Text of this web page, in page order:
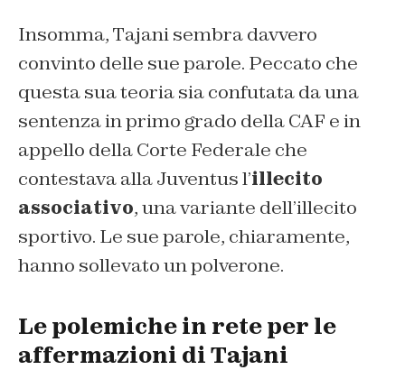
Insomma, Tajani sembra davvero
convinto delle sue parole. Peccato che
questa sua teoria sia confutata da una
sentenza in primo grado della CAF e in
appello della Corte Federale che
contestava alla Juventus l’illecito
associativo, una variante dell’illecito
sportivo. Le sue parole, chiaramente,
hanno sollevato un polverone.
Le polemiche in rete per le
affermazioni di Tajani